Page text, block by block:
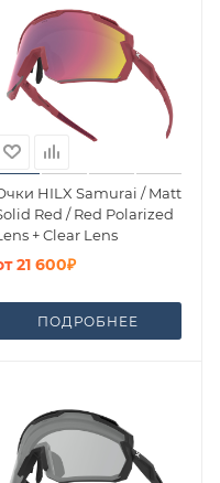
HILX Samurai / Matt
Red / Red Polarized
+ Clear Lens
21 600₽
ПОДРОБНЕЕ